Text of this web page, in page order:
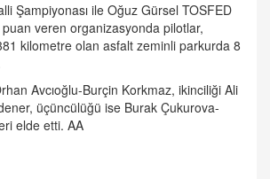
Şampiyonası ile Oğuz Gürsel TOSFED
puan veren organizasyonda pilotlar,
kilometre olan asfalt zeminli parkurda 8
Avcıoğlu-Burçin Korkmaz, ikinciliği Ali
üçüncülüğü ise Burak Çukurova-
elde etti. AA